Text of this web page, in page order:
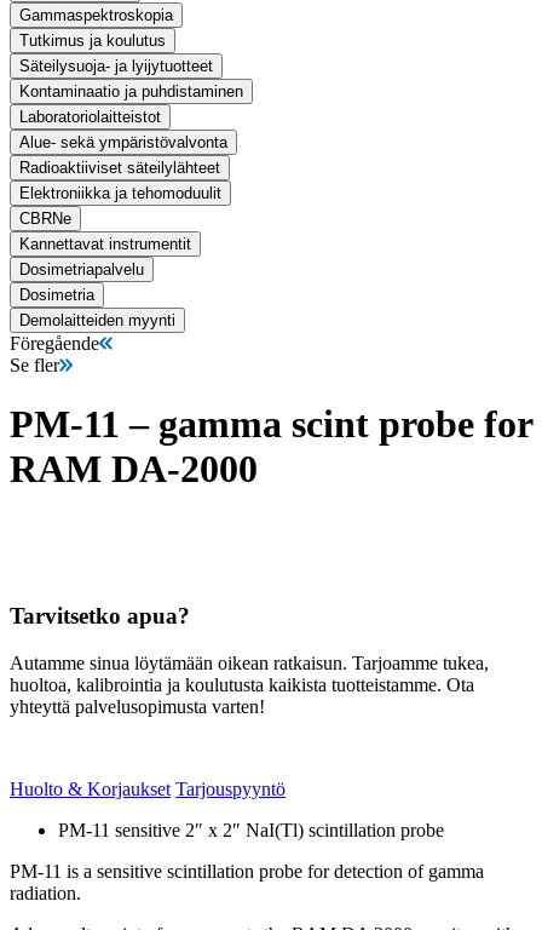
Gammaspektroskopia
Tutkimus ja koulutus
Säteilysuoja- ja lyijytuotteet
Kontaminaatio ja puhdistaminen
Laboratoriolaitteistot
Alue- sekä ympäristövalvonta
Radioaktiiviset säteilylähteet
Elektroniikka ja tehomoduulit
CBRNe
Kannettavat instrumentit
Dosimetriapalvelu
Dosimetria
Demolaitteiden myynti
Föregående
Se fler
PM-11 – gamma scint probe for
RAM DA-2000
Tarvitsetko apua?
Autamme sinua löytämään oikean ratkaisun. Tarjoamme tukea,
huoltoa, kalibrointia ja koulutusta kaikista tuotteistamme. Ota
yhteyttä palvelusopimusta varten!
Huolto & Korjaukset Tarjouspyyntö
PM-11 sensitive 2″ x 2″ NaI(Tl) scintillation probe
PM-11 is a sensitive scintillation probe for detection of gamma
radiation.